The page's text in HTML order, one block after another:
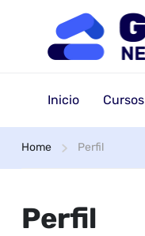
Inicio Cursos
Home Perfil
Perfil